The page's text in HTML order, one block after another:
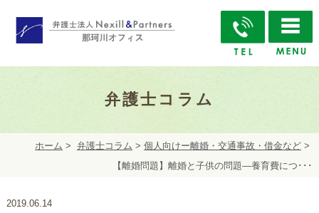
弁護士コラム
ホーム > 弁護士コラム >個人向けー離婚・交通事故・借金など >
【離婚問題】離婚と子供の問題―養育費につ･･･
2019.06.14